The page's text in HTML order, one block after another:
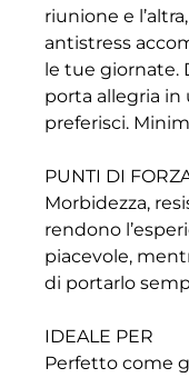
riunione e
antistress
le tue giornate.
porta allegria in
preferisci.
PUNTI DI
Morbidezza,
rendono
piacevole,
di portarlo
IDEALE PER
Perfetto come